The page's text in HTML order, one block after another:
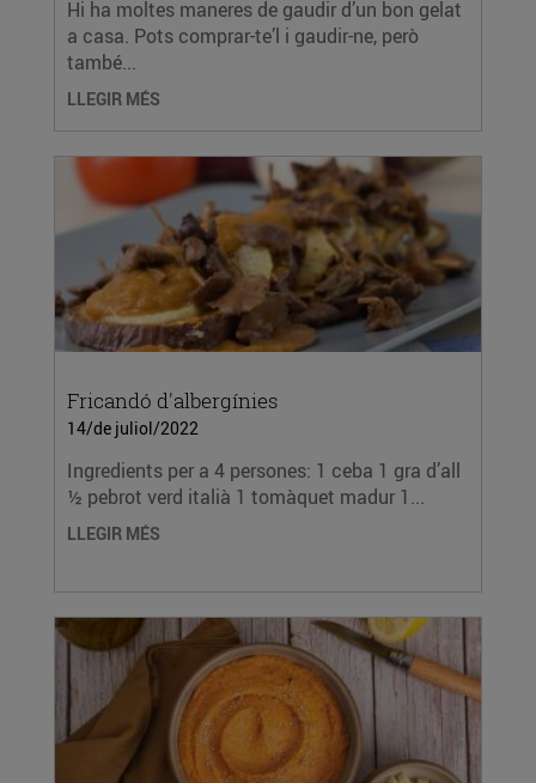
Hi ha moltes maneres de gaudir d’un bon gelat
a casa. Pots comprar-te’l i gaudir-ne, però
també...
LLEGIR MÉS
Fricandó d'albergínies
14/de juliol/2022
Ingredients per a 4 persones: 1 ceba 1 gra d’all
½ pebrot verd italià 1 tomàquet madur 1...
LLEGIR MÉS